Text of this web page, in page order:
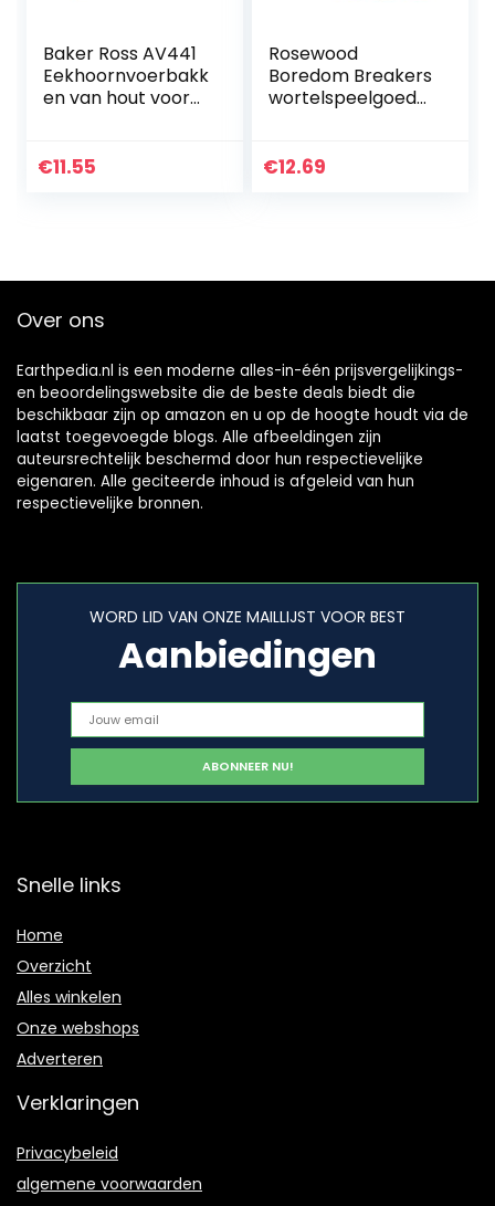
Baker Ross AV441
Eekhoornvoerbakk
en van hout voor
decoratie-idee om
€11.55
Rosewood
Boredom Breakers
wortelspeelgoed
€12.69
Over ons
Earthpedia.nl is een moderne alles-in-één prijsvergelijkings-
en beoordelingswebsite die de beste deals biedt die
beschikbaar zijn op amazon en u op de hoogte houdt via de
laatst toegevoegde blogs. Alle afbeeldingen zijn
auteursrechtelijk beschermd door hun respectievelijke
eigenaren. Alle geciteerde inhoud is afgeleid van hun
respectievelijke bronnen.
WORD LID VAN ONZE MAILLIJST VOOR BEST
Aanbiedingen
Snelle links
Home
Overzicht
Alles winkelen
Onze webshops
Adverteren
Verklaringen
Privacybeleid
algemene voorwaarden